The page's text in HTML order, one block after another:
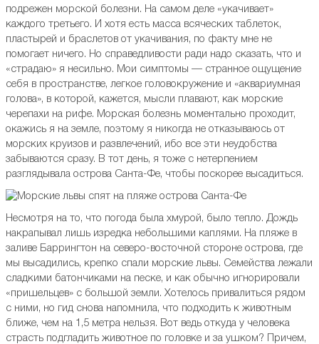
подрежен морской болезни. На самом деле «укачивает»
каждого третьего. И хотя есть масса всяческих таблеток,
пластырей и браслетов от укачивания, по факту мне не
помогает ничего. Но справедливости ради надо сказать, что и
«страдаю» я несильно. Мои симптомы — странное ощущение
себя в пространстве, легкое головокружение и «аквариумная
голова», в которой, кажется, мысли плавают, как морские
черепахи на рифе. Морская болезнь моментально проходит,
окажись я на земле, поэтому я никогда не отказываюсь от
морских круизов и развлечений, ибо все эти неудобства
забываются сразу. В тот день, я тоже с нетерпением
разглядывала острова Санта-Фе, чтобы поскорее высадиться.
Несмотря на то, что погода была хмурой, было тепло. Дождь
накрапывал лишь изредка небольшими каплями. На пляже в
заливе Баррингтон на северо-восточной стороне острова, где
мы высадились, крепко спали морские львы. Семейства лежали
сладкими батончиками на песке, и как обычно игнорировали
«пришельцев» с большой земли. Хотелось привалиться рядом
с ними, но гид снова напомнила, что подходить к животным
ближе, чем на 1,5 метра нельзя. Вот ведь откуда у человека
страсть подгладить животное по головке и за ушком? Причем,